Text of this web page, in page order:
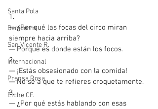
Santa Pola
Benidorm
San Vicente R.
Internacional
Prensa Rosa
Elche CF.
1.
— ¿Por qué las focas del circo miran
siempre hacia arriba?
— Porque es donde están los focos.
2.
— ¡Estás obsesionado con la comida!
— No sé a que te refieres croquetamente.
3.
— ¿Por qué estás hablando con esas